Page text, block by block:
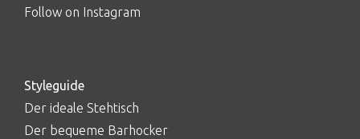
Follow on Instagram
Styleguide
Der ideale Stehtisch
Der bequeme Barhocker